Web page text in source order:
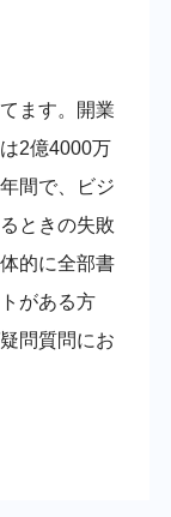
ます。開業
2億4000万
間で、ビジ
ときの失敗
的に全部書
がある方
問質問にお